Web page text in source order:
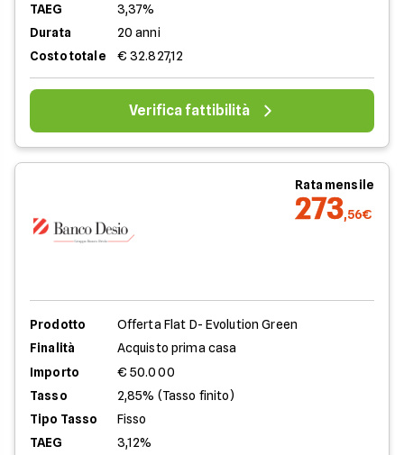
TAEG
3,37%
Durata
20 anni
Costo totale
€ 32.827,12
Verifica fattibilità
Rata mensile
273,56€
Prodotto
Offerta Flat D- Evolution Green
Finalità
Acquisto prima casa
Importo
€ 50.000
Tasso
2,85% (Tasso finito)
Tipo Tasso
Fisso
TAEG
3,12%